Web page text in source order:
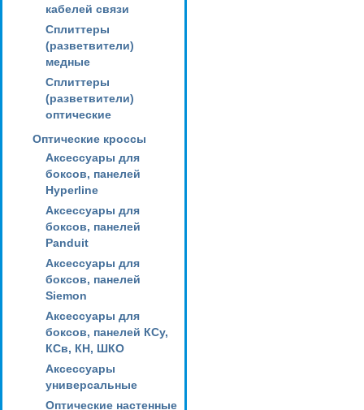
кабелей связи
Сплиттеры
(разветвители)
медные
Сплиттеры
(разветвители)
оптические
Оптические кроссы
Аксессуары для
боксов, панелей
Hyperline
Аксессуары для
боксов, панелей
Panduit
Аксессуары для
боксов, панелей
Siemon
Аксессуары для
боксов, панелей КСу,
КСв, КН, ШКО
Аксессуары
универсальные
Оптические настенные